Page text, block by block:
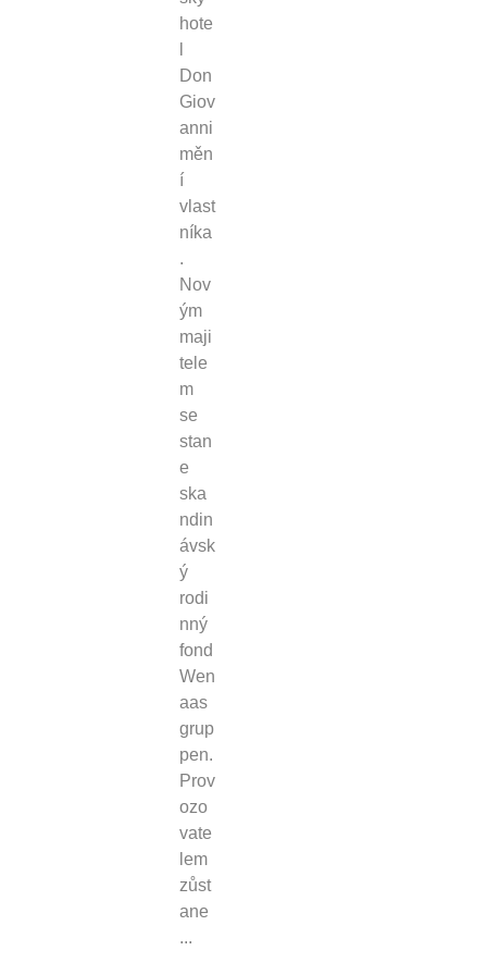
hote
Don
Giov
anni
měn
í
vlast
níka
.
Nov
ým
maji
tele
m
se
stan
e
ska
ndin
ávsk
ý
rodi
nný
fond
Wen
aas
grup
pen.
Prov
ozo
vate
lem
zůst
ane
...